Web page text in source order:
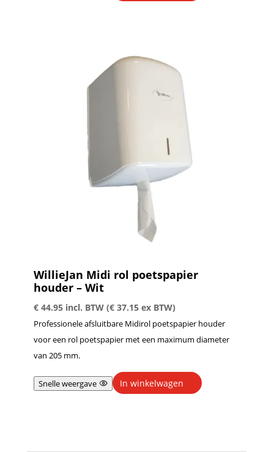
WillieJan Midi rol poetspapier
houder – Wit
€44.95 incl. BTW (€37.15ex BTW)
Professionele afsluitbare Midirol poetspapier houder
voor een rol poetspapier met een maximum diameter
van 205 mm.
Snelle weergave In winkelwagen